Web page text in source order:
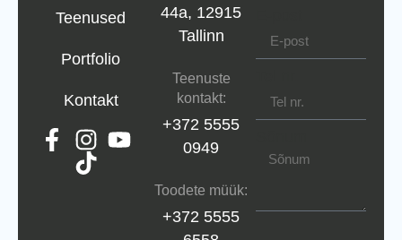
Teenused
Portfolio
Kontakt
44a, 12915
Tallinn
Teenuste
kontakt:
+372 5555
0949
Toodete müük:
+372 5555